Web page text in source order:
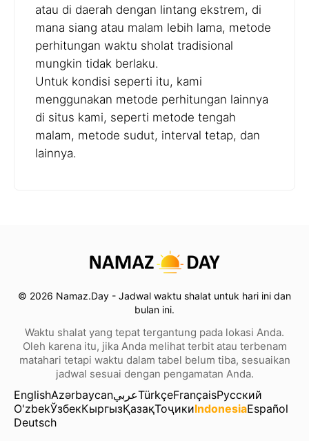
atau di daerah dengan lintang ekstrem, di
mana siang atau malam lebih lama, metode
perhitungan waktu sholat tradisional
mungkin tidak berlaku.
Untuk kondisi seperti itu, kami
menggunakan metode perhitungan lainnya
di situs kami, seperti metode tengah
malam, metode sudut, interval tetap, dan
lainnya.
© 2026 Namaz.Day - Jadwal waktu shalat untuk hari ini dan
bulan ini.
Waktu shalat yang tepat tergantung pada lokasi Anda.
Oleh karena itu, jika Anda melihat terbit atau terbenam
matahari tetapi waktu dalam tabel belum tiba, sesuaikan
jadwal sesuai dengan pengamatan Anda.
EnglishAzərbaycanعربيTürkçeFrançaisРусский
O'zbekЎзбекКыргызҚазақТоҷикиIndonesiaEspañol
Deutsch